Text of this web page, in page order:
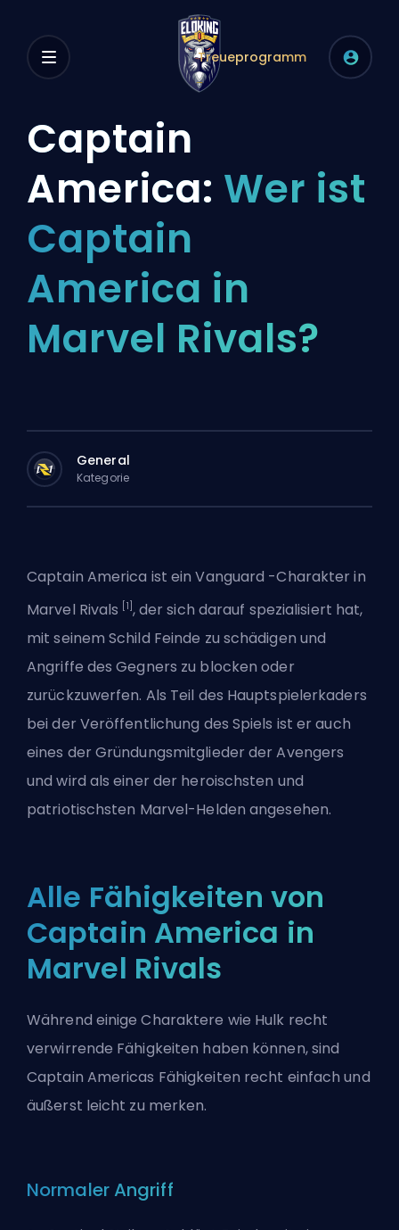
Treueprogramm
Captain
America: Wer ist
Captain
America in
Marvel Rivals?
General
Kategorie
Captain America ist einVanguard -Charakter in
Marvel Rivals
[1] , der sich darauf spezialisiert hat,
mit seinem Schild Feinde zu schädigen und
Angriffe des Gegners zu blocken oder
zurückzuwerfen. Als Teil des Hauptspielerkaders
bei der Veröffentlichung des Spiels ist er auch
eines der Gründungsmitglieder der Avengers
und wird als einer der heroischsten und
patriotischsten Marvel-Helden angesehen.
Alle Fähigkeiten von
Captain America in
Marvel Rivals
Während einige Charaktere wie Hulk recht
verwirrende Fähigkeiten haben können, sind
Captain Americas Fähigkeiten recht einfach und
äußerst leicht zu merken.
Normaler Angriff